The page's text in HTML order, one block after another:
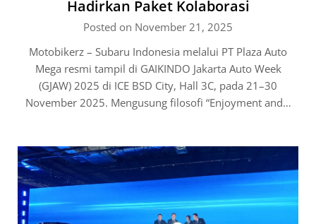
Hadirkan Paket Kolaborasi
Posted on November 21, 2025
Motobikerz – Subaru Indonesia melalui PT Plaza Auto
Mega resmi tampil di GAIKINDO Jakarta Auto Week
(GJAW) 2025 di ICE BSD City, Hall 3C, pada 21–30
November 2025. Mengusung filosofi “Enjoyment and…